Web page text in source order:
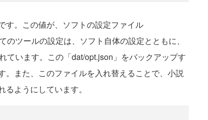
。この値が、ソフトの設定ファイル
のツールの設定は、ソフト自体の設定とともに、
ています。この「dat/opt.json」をバックアップす
。また、このファイルを入れ替えることで、小説
ようにしています。